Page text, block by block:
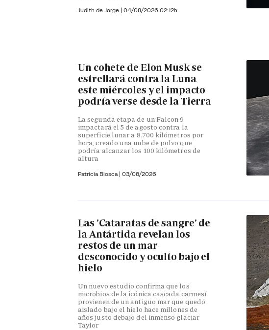
Judith de Jorge | 04/08/2026 02:12h.
Un cohete de Elon Musk se
estrellará contra la Luna
este miércoles y el impacto
podría verse desde la Tierra
La segunda etapa de un Falcon 9
impactará el 5 de agosto contra la
superficie lunar a 8.700 kilómetros por
hora, creado una nube de polvo que
podría alcanzar los 100 kilómetros de
altura
Patricia Biosca | 03/08/2026
Las 'Cataratas de sangre' de
la Antártida revelan los
restos de un mar
desconocido y oculto bajo el
hielo
Un nuevo estudio confirma que los
microbios de la icónica cascada carmesí
provienen de un antiguo mar que quedó
aislado bajo el hielo hace millones de
años justo debajo del inmenso glaciar
Taylor